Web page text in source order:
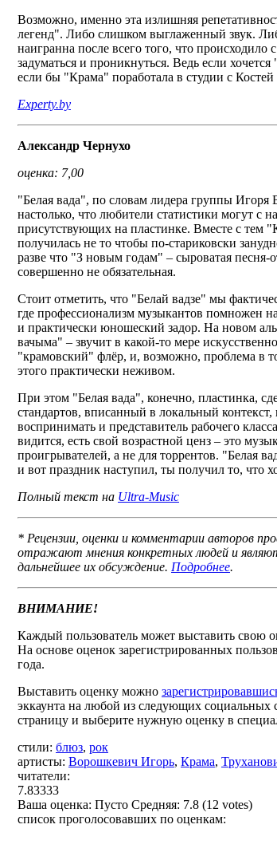
Возможно, именно эта излишняя
легенд". Либо слишком выглаженный звук.
наигранна после всего того, что происходило
задуматься и проникнуться. Ведь если
если бы "Крама" поработала в студии с
Experty.by
Александр Чернухо
оценка: 7,00
"Белая вада", по словам лидера группы
настолько, что любители статистики могут с
присутствующих на пластинке. Вместе с тем
получилась не то чтобы по-стариковски
разве что "З новым годам" – сыроватая песня-
совершенно не обязательная.
Стоит отметить, что "Белай вадзе" мы
где профессионализм музыкантов помножен
и практически юношеский задор. На новом
вачыма" – звучит в какой-то мере
"крамовский" флёр, и, возможно, проблема в
этого практически неживом.
При этом "Белая вада", конечно, пластинка,
стандартов, вписанный в локальный
воспринимать и представитель рабочего
видится, есть свой возрастной ценз – это
проигрывателей, а не для торрентов. "Белая
и вот праздник наступил, ты получил то, что
Полный текст на Ultra-Music
* Рецензии, оценки и комментарии авторов
отражают мнения конкретных людей и
дальнейшее их обсуждение. Подробнее.
ВНИМАНИЕ!
Каждый пользователь может выставить свою
На основе оценок зарегистрированных
года.
Выставить оценку можно
эккаунта на любой из следующих социальных
страницу и выберите нужную оценку в
стили: блюз, рок
артисты: Ворошкевич Игорь, Крама,
читатели:
7.83333
Ваша оценка: Пусто Средняя: 7.8 (12 votes)
список проголосовавших по оценкам: